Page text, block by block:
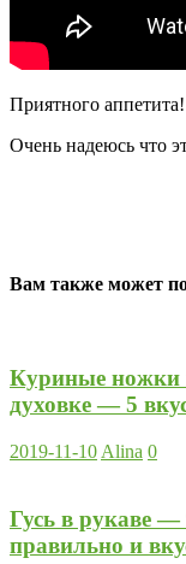
Приятного аппетита!
Очень надеюсь что
Вам также может
Куриные ножки
духовке — 5
2019-11-10 Alina 0
Гусь в рукаве
правильно и